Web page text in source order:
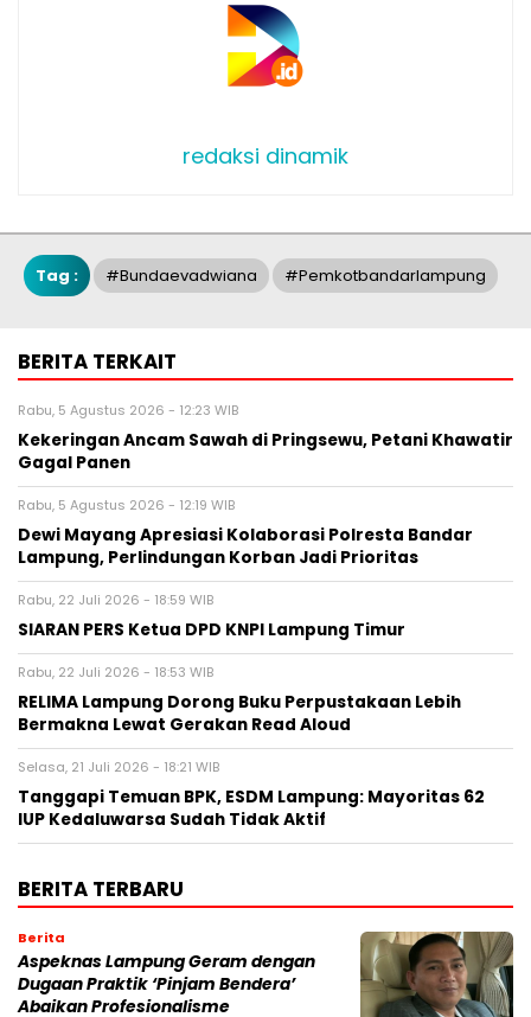
redaksi dinamik
Tag : #bundaevadwiana #pemkotbandarlampung
BERITA TERKAIT
Rabu, 5 Agustus 2026 - 12:23 WIB
Kekeringan Ancam Sawah di Pringsewu, Petani Khawatir
Gagal Panen
Rabu, 5 Agustus 2026 - 12:19 WIB
Dewi Mayang Apresiasi Kolaborasi Polresta Bandar
Lampung, Perlindungan Korban Jadi Prioritas
Rabu, 22 Juli 2026 - 18:59 WIB
SIARAN PERS Ketua DPD KNPI Lampung Timur
Rabu, 22 Juli 2026 - 18:53 WIB
RELIMA Lampung Dorong Buku Perpustakaan Lebih
Bermakna Lewat Gerakan Read Aloud
Selasa, 21 Juli 2026 - 18:21 WIB
Tanggapi Temuan BPK, ESDM Lampung: Mayoritas 62
IUP Kedaluwarsa Sudah Tidak Aktif
BERITA TERBARU
Berita
Aspeknas Lampung Geram dengan
Dugaan Praktik ‘Pinjam Bendera’
Abaikan Profesionalisme